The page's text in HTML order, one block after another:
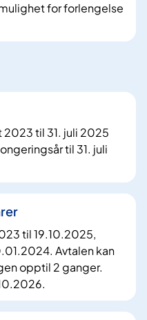
for forlengelse
2023 til 31. juli 2025
til 31. juli
til 19.10.2025,
Avtalen kan
opptil 2 ganger.